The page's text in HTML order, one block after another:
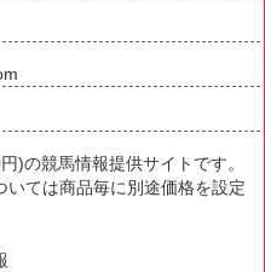
)の競馬情報提供サイトです。
いては商品毎に別途価格を設定